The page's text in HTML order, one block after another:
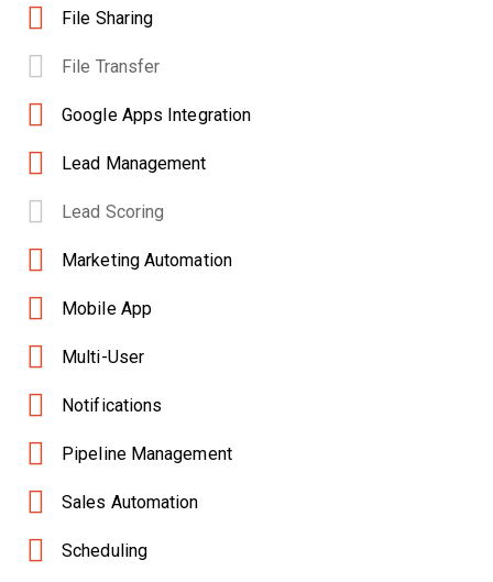
File Sharing
File Transfer
Google Apps Integration
Lead Management
Lead Scoring
Marketing Automation
Mobile App
Multi-User
Notifications
Pipeline Management
Sales Automation
Scheduling